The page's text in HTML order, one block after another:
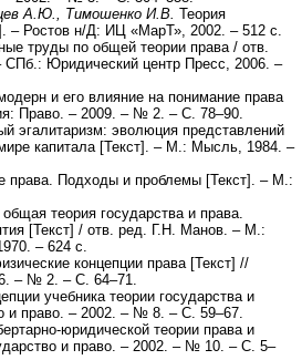
А.Ю., Тимошенко И.В. Теория
– Ростов н/Д: ИЦ «МарТ», 2002. – 512 с.
труды по общей теории права / отв.
СПб.: Юридический центр Пресс, 2006. –
и его влияние на понимание права
Право. – 2009. – № 2. – С. 78–90.
эгалитаризм: эволюция представлений
капитала [Текст]. – М.: Мысль, 1984. –
права. Подходы и проблемы [Текст]. – М.:
теория государства и права.
[Текст] / отв. ред. Г.Н. Манов. – М.:
– 624 с.
концепции права [Текст] //
– № 2. – С. 64–71.
учебника теории государства и
и право. – 2002. – № 8. – С. 59–67.
юридической теории права и
и право. – 2002. – № 10. – С. 5–